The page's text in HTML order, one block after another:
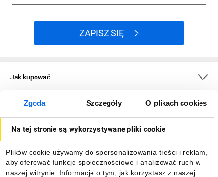
Zgoda Szczegóły O plikach cookies
Na tej stronie są wykorzystywane pliki cookie
Plików cookie używamy do spersonalizowania treści i reklam,
aby oferować funkcje społecznościowe i analizować ruch w
naszej witrynie. Informacje o tym, jak korzystasz z naszej
ZAPISZ SIĘ
Jak kupować
O firmie
Informacje